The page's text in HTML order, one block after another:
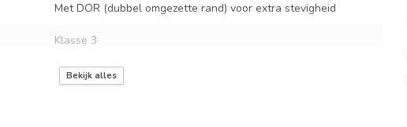
Met DOR (dubbel omgezette rand) voor extra stevigheid
Klasse 3
800 x 800 mm
Bekijk alles